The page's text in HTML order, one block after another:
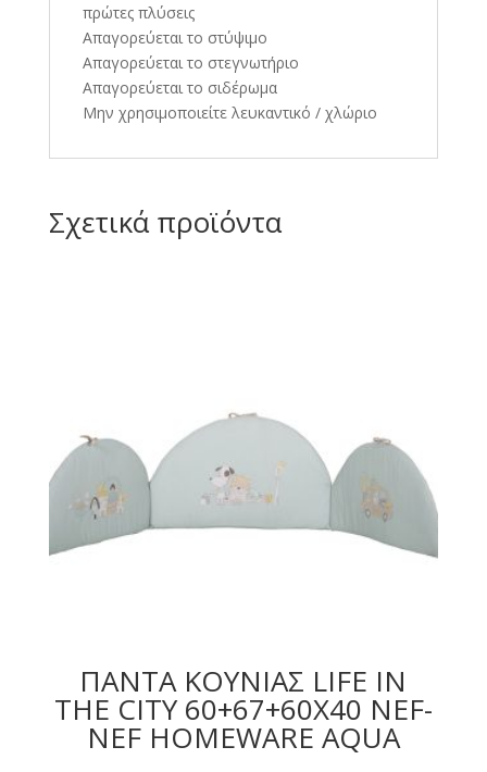
πρώτες πλύσεις
Απαγορεύεται το στύψιμο
Απαγορεύεται το στεγνωτήριο
Απαγορεύεται το σιδέρωμα
Μην χρησιμοποιείτε λευκαντικό / χλώριο
Σχετικά προϊόντα
ΠΑΝΤΑ ΚΟΥΝΙΑΣ LIFE IN
THE CITY 60+67+60X40 NEF-
NEF HOMEWARE AQUA